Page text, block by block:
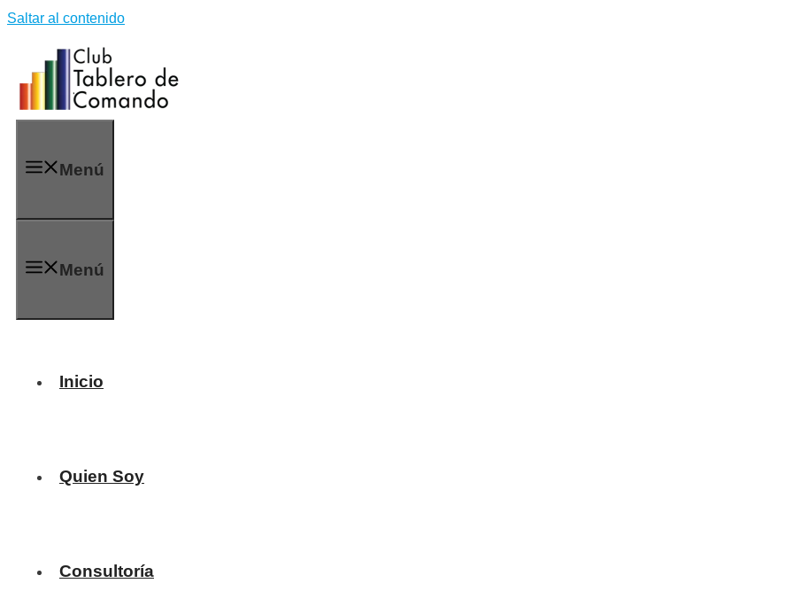
Saltar al contenido
Menú
Menú
Inicio
Quien Soy
Consultoría